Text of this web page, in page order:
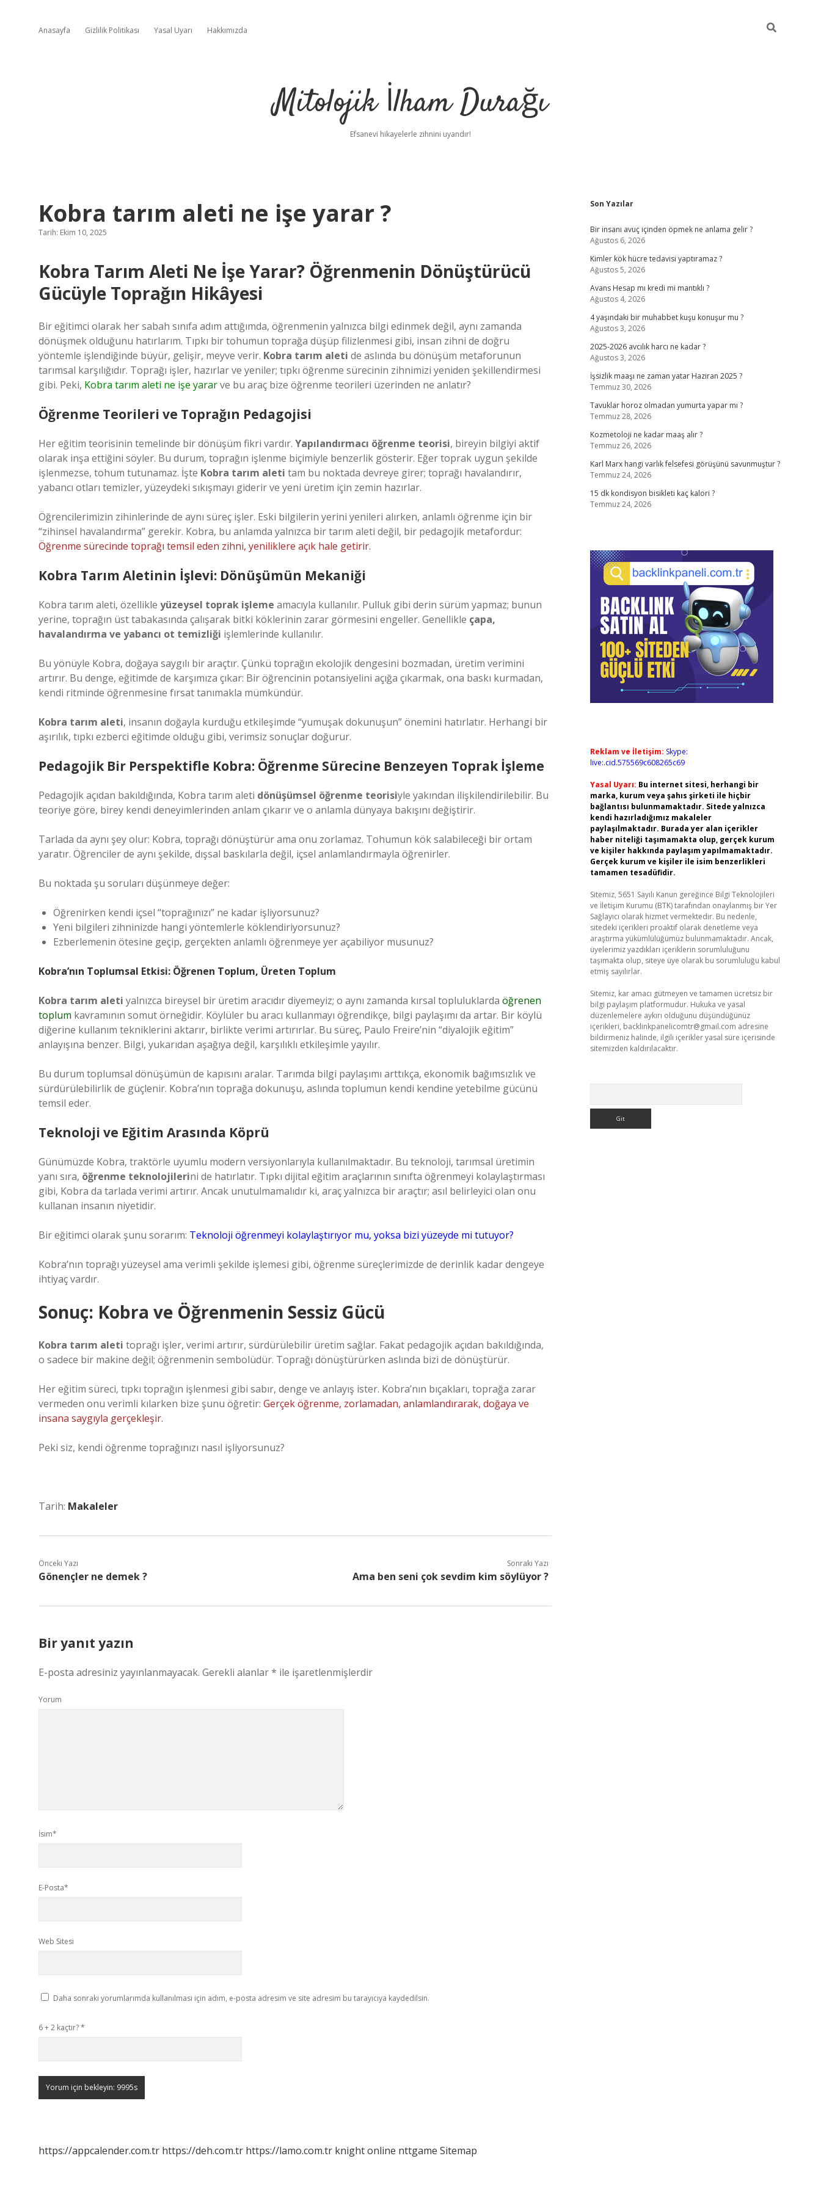
Anasayfa Gizlilik Politikası Yasal Uyarı Hakkımızda
Mitolojik İlham Durağı
Efsanevi hikayelerle zihnini uyandır!
Kobra tarım aleti ne işe yarar ?
Tarih: Ekim 10, 2025
Kobra Tarım Aleti Ne İşe Yarar? Öğrenmenin Dönüştürücü
Gücüyle Toprağın Hikâyesi
Bir eğitimci olarak her sabah sınıfa adım attığımda, öğrenmenin yalnızca bilgi edinmek değil, aynı zamanda
dönüşmek olduğunu hatırlarım. Tıpkı bir tohumun toprağa düşüp filizlenmesi gibi, insan zihni de doğru
yöntemle işlendiğinde büyür, gelişir, meyve verir. Kobra tarım aleti de aslında bu dönüşüm metaforunun
tarımsal karşılığıdır. Toprağı işler, hazırlar ve yeniler; tıpkı öğrenme sürecinin zihnimizi yeniden şekillendirmesi
gibi. Peki, Kobra tarım aleti ne işe yararve bu araç bize öğrenme teorileri üzerinden ne anlatır?
Öğrenme Teorileri ve Toprağın Pedagojisi
Her eğitim teorisinin temelinde bir dönüşüm fikri vardır. Yapılandırmacı öğrenme teorisi, bireyin bilgiyi aktif
olarak inşa ettiğini söyler. Bu durum, toprağın işlenme biçimiyle benzerlik gösterir. Eğer toprak uygun şekilde
işlenmezse, tohum tutunamaz. İşte Kobra tarım aleti tam bu noktada devreye girer; toprağı havalandırır,
yabancı otları temizler, yüzeydeki sıkışmayı giderir ve yeni üretim için zemin hazırlar.
Öğrencilerimizin zihinlerinde de aynı süreç işler. Eski bilgilerin yerini yenileri alırken, anlamlı öğrenme için bir
“zihinsel havalandırma” gerekir. Kobra, bu anlamda yalnızca bir tarım aleti değil, bir pedagojik metafordur:
Öğrenme sürecinde toprağı temsil eden zihni, yeniliklere açık hale getirir.
Kobra Tarım Aletinin İşlevi: Dönüşümün Mekaniği
Kobra tarım aleti, özellikle yüzeysel toprak işleme amacıyla kullanılır. Pulluk gibi derin sürüm yapmaz; bunun
yerine, toprağın üst tabakasında çalışarak bitki köklerinin zarar görmesini engeller. Genellikle çapa,
havalandırma ve yabancı ot temizliği işlemlerinde kullanılır.
Bu yönüyle Kobra, doğaya saygılı bir araçtır. Çünkü toprağın ekolojik dengesini bozmadan, üretim verimini
artırır. Bu denge, eğitimde de karşımıza çıkar: Bir öğrencinin potansiyelini açığa çıkarmak, ona baskı kurmadan,
kendi ritminde öğrenmesine fırsat tanımakla mümkündür.
Kobra tarım aleti, insanın doğayla kurduğu etkileşimde “yumuşak dokunuşun” önemini hatırlatır. Herhangi bir
aşırılık, tıpkı ezberci eğitimde olduğu gibi, verimsiz sonuçlar doğurur.
Pedagojik Bir Perspektifle Kobra: Öğrenme Sürecine Benzeyen Toprak İşleme
Pedagojik açıdan bakıldığında, Kobra tarım aleti dönüşümsel öğrenme teorisiyle yakından ilişkilendirilebilir. Bu
teoriye göre, birey kendi deneyimlerinden anlam çıkarır ve o anlamla dünyaya bakışını değiştirir.
Tarlada da aynı şey olur: Kobra, toprağı dönüştürür ama onu zorlamaz. Tohumun kök salabileceği bir ortam
yaratır. Öğrenciler de aynı şekilde, dışsal baskılarla değil, içsel anlamlandırmayla öğrenirler.
Bu noktada şu soruları düşünmeye değer:
Öğrenirken kendi içsel “toprağınızı” ne kadar işliyorsunuz?
Yeni bilgileri zihninizde hangi yöntemlerle köklendiriyorsunuz?
Ezberlemenin ötesine geçip, gerçekten anlamlı öğrenmeye yer açabiliyor musunuz?
Kobra’nın Toplumsal Etkisi: Öğrenen Toplum, Üreten Toplum
Kobra tarım aleti yalnızca bireysel bir üretim aracıdır diyemeyiz; o aynı zamanda kırsal topluluklarda öğrenen
toplum kavramının somut örneğidir. Köylüler bu aracı kullanmayı öğrendikçe, bilgi paylaşımı da artar. Bir köylü
diğerine kullanım tekniklerini aktarır, birlikte verimi artırırlar. Bu süreç, Paulo Freire’nin “diyalojik eğitim”
anlayışına benzer. Bilgi, yukarıdan aşağıya değil, karşılıklı etkileşimle yayılır.
Bu durum toplumsal dönüşümün de kapısını aralar. Tarımda bilgi paylaşımı arttıkça, ekonomik bağımsızlık ve
sürdürülebilirlik de güçlenir. Kobra’nın toprağa dokunuşu, aslında toplumun kendi kendine yetebilme gücünü
temsil eder.
Teknoloji ve Eğitim Arasında Köprü
Günümüzde Kobra, traktörle uyumlu modern versiyonlarıyla kullanılmaktadır. Bu teknoloji, tarımsal üretimin
yanı sıra, öğrenme teknolojilerini de hatırlatır. Tıpkı dijital eğitim araçlarının sınıfta öğrenmeyi kolaylaştırması
gibi, Kobra da tarlada verimi artırır. Ancak unutulmamalıdır ki, araç yalnızca bir araçtır; asıl belirleyici olan onu
kullanan insanın niyetidir.
Bir eğitimci olarak şunu sorarım: Teknoloji öğrenmeyi kolaylaştırıyor mu, yoksa bizi yüzeyde mi tutuyor?
Kobra’nın toprağı yüzeysel ama verimli şekilde işlemesi gibi, öğrenme süreçlerimizde de derinlik kadar dengeye
ihtiyaç vardır.
Sonuç: Kobra ve Öğrenmenin Sessiz Gücü
Kobra tarım aleti toprağı işler, verimi artırır, sürdürülebilir üretim sağlar. Fakat pedagojik açıdan bakıldığında,
o sadece bir makine değil; öğrenmenin sembolüdür. Toprağı dönüştürürken aslında bizi de dönüştürür.
Her eğitim süreci, tıpkı toprağın işlenmesi gibi sabır, denge ve anlayış ister. Kobra’nın bıçakları, toprağa zarar
vermeden onu verimli kılarken bize şunu öğretir: Gerçek öğrenme, zorlamadan, anlamlandırarak, doğaya ve
insana saygıyla gerçekleşir.
Peki siz, kendi öğrenme toprağınızı nasıl işliyorsunuz?
Tarih: Makaleler
Önceki Yazı
Gönençler ne demek ?
Sonraki Yazı
Ama ben seni çok sevdim kim söylüyor ?
Bir yanıt yazın
E-posta adresiniz yayınlanmayacak. Gerekli alanlar* ile işaretlenmişlerdir
Yorum
İsim*
E-Posta*
Web Sitesi
Daha sonraki yorumlarımda kullanılması için adım, e-posta adresim ve site adresim bu tarayıcıya kaydedilsin.
6 + 2 kaçtır?*
https://appcalender.com.tr https://deh.com.tr https://lamo.com.tr knight online nttgame Sitemap
Sidebar
Son Yazılar
Bir insanı avuç içinden öpmek ne anlama gelir ?
Ağustos 6, 2026
Kimler kök hücre tedavisi yaptıramaz ?
Ağustos 5, 2026
Avans Hesap mı kredi mi mantıklı ?
Ağustos 4, 2026
4 yaşındaki bir muhabbet kuşu konuşur mu ?
Ağustos 3, 2026
2025-2026 avcılık harcı ne kadar ?
Ağustos 3, 2026
İşsizlik maaşı ne zaman yatar Haziran 2025 ?
Temmuz 30, 2026
Tavuklar horoz olmadan yumurta yapar mı ?
Temmuz 28, 2026
Kozmetoloji ne kadar maaş alır ?
Temmuz 26, 2026
Karl Marx hangi varlık felsefesi görüşünü savunmuştur ?
Temmuz 24, 2026
15 dk kondisyon bisikleti kaç kalori ?
Temmuz 24, 2026
Reklam ve İletişim: Skype:
live:.cid.575569c608265c69
Yasal Uyarı: Bu internet sitesi, herhangi bir
marka, kurum veya şahıs şirketi ile hiçbir
bağlantısı bulunmamaktadır. Sitede yalnızca
kendi hazırladığımız makaleler
paylaşılmaktadır. Burada yer alan içerikler
haber niteliği taşımamakta olup, gerçek kurum
ve kişiler hakkında paylaşım yapılmamaktadır.
Gerçek kurum ve kişiler ile isim benzerlikleri
tamamen tesadüfidir.
Sitemiz, 5651 Sayılı Kanun gereğince Bilgi Teknolojileri
ve İletişim Kurumu (BTK) tarafından onaylanmış bir Yer
Sağlayıcı olarak hizmet vermektedir. Bu nedenle,
sitedeki içerikleri proaktif olarak denetleme veya
araştırma yükümlülüğümüz bulunmamaktadır. Ancak,
üyelerimiz yazdıkları içeriklerin sorumluluğunu
taşımakta olup, siteye üye olarak bu sorumluluğu kabul
etmiş sayılırlar.
Sitemiz, kar amacı gütmeyen ve tamamen ücretsiz bir
bilgi paylaşım platformudur. Hukuka ve yasal
düzenlemelere aykırı olduğunu düşündüğünüz
içerikleri, backlinkpanelicomtr@gmail.com adresine
bildirmeniz halinde, ilgili içerikler yasal süre içerisinde
sitemizden kaldırılacaktır.